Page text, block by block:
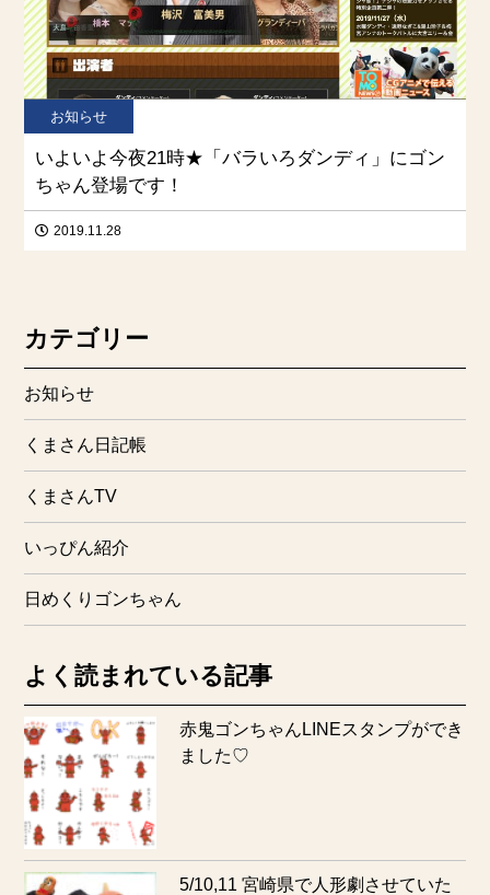
お知らせ
いよいよ今夜21時★「バラいろダンディ」にゴン
ちゃん登場です！
2019.11.28
カテゴリー
お知らせ
くまさん日記帳
くまさんTV
いっぴん紹介
日めくりゴンちゃん
よく読まれている記事
赤鬼ゴンちゃんLINEスタンプができ
ました♡
5/10,11 宮崎県で人形劇させていた